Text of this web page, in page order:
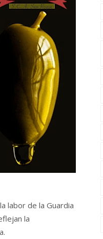
labor de la Guardia
la